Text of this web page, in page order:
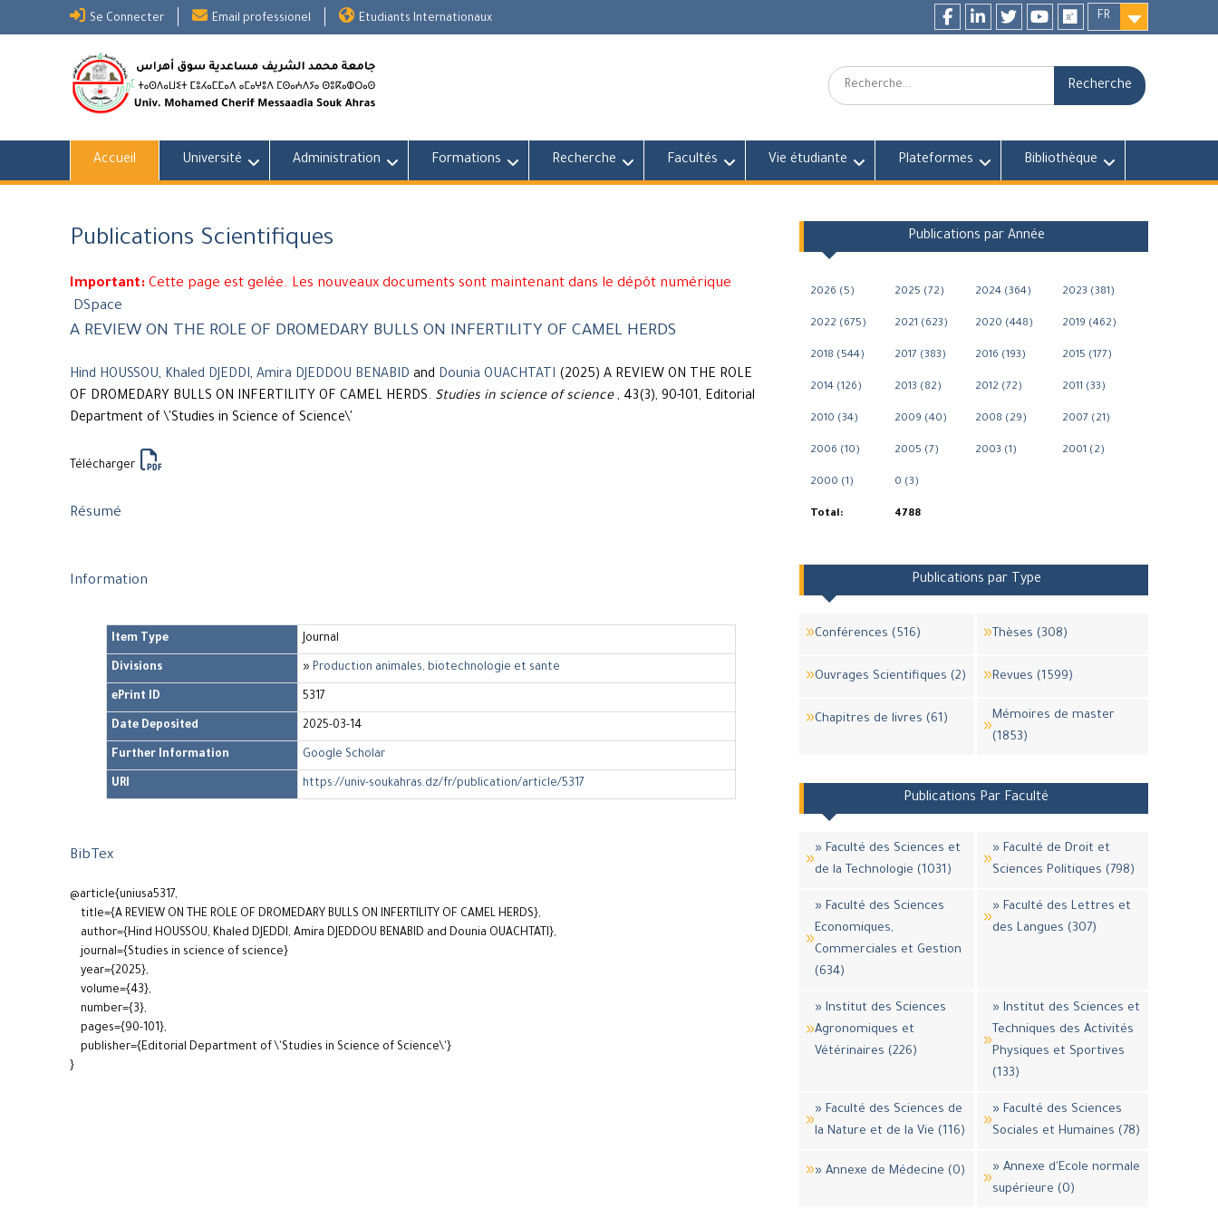
Se Connecter Email professionel Etudiants Internationaux
FR
Recherche:
Accueil Université Administration Formations Recherche Facultés Vie étudiante Plateformes Bibliothèque
Publications Scientifiques
Important: Cette page est gelée. Les nouveaux documents sont maintenant dans le dépôt numérique
DSpace
A REVIEW ON THE ROLE OF DROMEDARY BULLS ON INFERTILITY OF CAMEL HERDS
Hind HOUSSOU, Khaled DJEDDI, Amira DJEDDOU BENABID and Dounia OUACHTATI (2025) A REVIEW ON THE ROLE
OF DROMEDARY BULLS ON INFERTILITY OF CAMEL HERDS. Studies in science of science, 43(3), 90-101, Editorial
Department of \'Studies in Science of Science\'
Télécharger
Résumé
Information
Item Type Journal
Divisions » Production animales, biotechnologie et sante
ePrint ID 5317
Date Deposited 2025-03-14
Further Information Google Scholar
URI https://univ-soukahras.dz/fr/publication/article/5317
BibTex
@article{uniusa5317,
title={A REVIEW ON THE ROLE OF DROMEDARY BULLS ON INFERTILITY OF CAMEL HERDS},
author={Hind HOUSSOU, Khaled DJEDDI, Amira DJEDDOU BENABID and Dounia OUACHTATI},
journal={Studies in science of science}
year={2025},
volume={43},
number={3},
pages={90-101},
publisher={Editorial Department of \'Studies in Science of Science\'}
}
Publications par Année
2026 (5) 2025 (72) 2024 (364) 2023 (381)
2022 (675) 2021 (623) 2020 (448) 2019 (462)
2018 (544) 2017 (383) 2016 (193) 2015 (177)
2014 (126) 2013 (82) 2012 (72) 2011 (33)
2010 (34) 2009 (40) 2008 (29) 2007 (21)
2006 (10) 2005 (7) 2003 (1) 2001 (2)
2000 (1) 0 (3)
Total: 4788
Publications par Type
Conférences (516) Thèses (308)
Ouvrages Scientifiques (2) Revues (1599)
Chapitres de livres (61)
Mémoires de master
(1853)
Publications Par Faculté
» Faculté des Sciences et
de la Technologie (1031)
» Faculté de Droit et
Sciences Politiques (798)
» Faculté des Sciences
Economiques,
Commerciales et Gestion
(634)
» Faculté des Lettres et
des Langues (307)
» Institut des Sciences
Agronomiques et
Vétérinaires (226)
» Institut des Sciences et
Techniques des Activités
Physiques et Sportives
(133)
» Faculté des Sciences de
la Nature et de la Vie (116)
» Faculté des Sciences
Sociales et Humaines (78)
» Annexe de Médecine (0)
» Annexe d'Ecole normale
supérieure (0)